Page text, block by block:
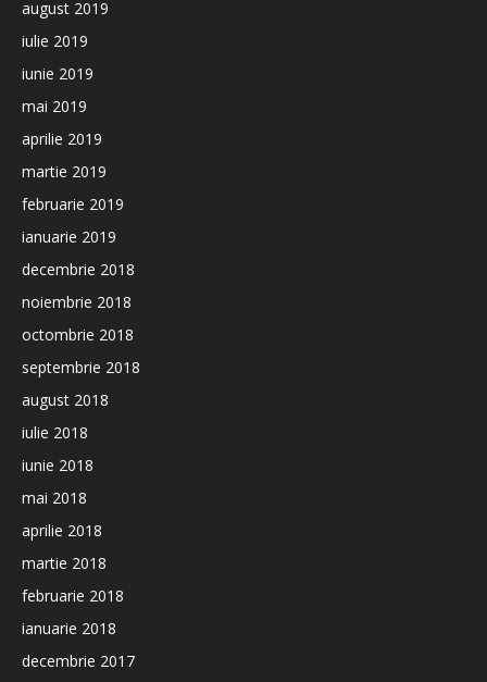
august 2019
iulie 2019
iunie 2019
mai 2019
aprilie 2019
martie 2019
februarie 2019
ianuarie 2019
decembrie 2018
noiembrie 2018
octombrie 2018
septembrie 2018
august 2018
iulie 2018
iunie 2018
mai 2018
aprilie 2018
martie 2018
februarie 2018
ianuarie 2018
decembrie 2017